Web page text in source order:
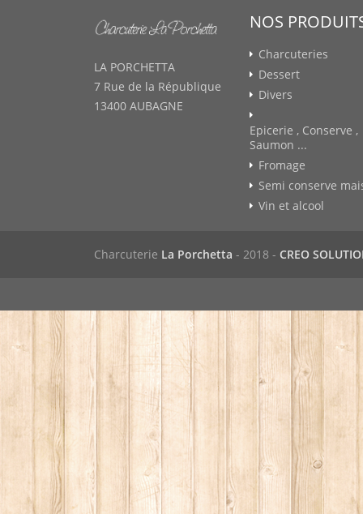
LA PORCHETTA
7 Rue de la République
13400 AUBAGNE
NOS
Charcuteries
Dessert
Divers
Epicerie , Conserve ,
Saumon ...
Fromage
Semi conserve
Vin et alcool
Charcuterie La Porchetta - 2018 - CREO